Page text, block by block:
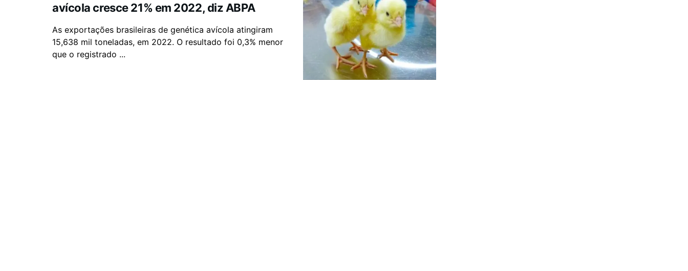
avícola cresce 21% em 2022, diz ABPA
As exportações brasileiras de genética avícola atingiram
15,638 mil toneladas, em 2022. O resultado foi 0,3% menor
que o registrado ...